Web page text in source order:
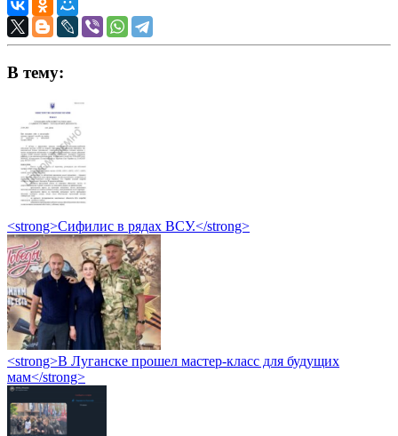
В тему:
<strong>Сифилис в рядах ВСУ.</strong>
<strong>В Луганске прошел мастер-класс для будущих
мам</strong>